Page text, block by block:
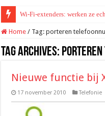
Wi-Fi-extenders: werken ze
Home / Tag:porteren
Tag Archives: porteren
Nieuwe functie bij
17 november 2010 Telefonie